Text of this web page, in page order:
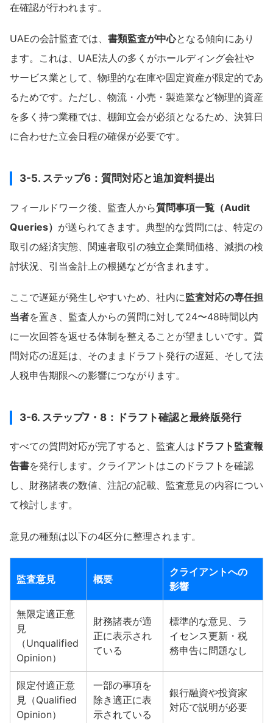
在確認が行われます。
UAEの会計監査では、 書類監査が中心となる傾向にあり
ます。これは、UAE法人の多くがホールディング会社や
サービス業として、物理的な在庫や固定資産が限定的であ
るためです。ただし、物流・小売・製造業など物理的資産
を多く持つ業種では、棚卸立会が必須となるため、決算日
に合わせた立会日程の確保が必要です。
3-5. ステップ6：質問対応と追加資料提出
フィールドワーク後、監査人から質問事項一覧（Audit
Queries） が送られてきます。典型的な質問には、特定の
取引の経済実態、関連者取引の独立企業間価格、減損の検
討状況、引当金計上の根拠などが含まれます。
ここで遅延が発生しやすいため、社内に監査対応の専任担
当者を置き、監査人からの質問に対して24〜48時間以内
に一次回答を返せる体制を整えることが望ましいです。質
問対応の遅延は、そのままドラフト発行の遅延、そして法
人税申告期限への影響につながります。
3-6. ステップ7・8：ドラフト確認と最終版発行
すべての質問対応が完了すると、監査人は ドラフト監査報
告書を発行します。クライアントはこのドラフトを確認
し、財務諸表の数値、注記の記載、監査意見の内容につい
て検討します。
意見の種類は以下の4区分に整理されます。
監査意見 概要
クライアントへの
影響
無限定適正意
見
（Unqualified
Opinion）
財務諸表が適
正に表示され
ている
標準的な意見、ラ
イセンス更新・税
務申告に問題なし
限定付適正意
見（Qualified
Opinion）
一部の事項を
除き適正に表
示されている
銀行融資や投資家
対応で説明が必要